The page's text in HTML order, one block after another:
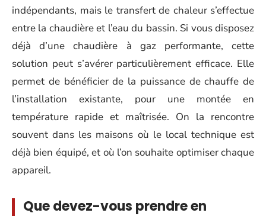
indépendants, mais le transfert de chaleur s’effectue
entre la chaudière et l’eau du bassin. Si vous disposez
déjà d’une chaudière à gaz performante, cette
solution peut s’avérer particulièrement efficace. Elle
permet de bénéficier de la puissance de chauffe de
l’installation existante, pour une montée en
température rapide et maîtrisée. On la rencontre
souvent dans les maisons où le local technique est
déjà bien équipé, et où l’on souhaite optimiser chaque
appareil.
Que devez-vous prendre en